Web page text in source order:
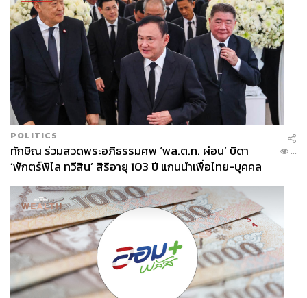
สำหรับ แนวโน้มของค่าเงินบาท (USDTHB) Krungthai
GLOBAL MARKETS คงมุมมองเดิมว่า เงินบาทยังคงเสี่ยง
เผชิญ Two-way risk ในช่วงระยะสั้น ขึ้นกับ พัฒนาการของ
สถานการณ์ในตะวันออกกลางที่มีความไม่แน่นอนอยู่สูง
ทำให้เงินบาทอาจผันผวนในกรอบ Sideways ที่กว้างได้
อย่างไรก็ดี ในช่วงนี้ ผู้เล่นในตลาดต่างมีความกังวลว่า
สถานการณ์ในตะวันออกกลางเสี่ยงยืดเยื้อกว่าคาด จนทำให้ผู้
เล่นในตลาดต่างปรับเพิ่มความคาดหวังต่อแนวโน้มการใช้
นโยบายการเงินที่เข้มงวดและตึงตัวมากขึ้นของบรรดา
ธนาคารกลาง ซึ่งภาพดังกล่าวกอปรกับโฟลว์ธุรกรรมจ่าย
เงินปันผลให้กับบรรดานักลงทุนต่างชาติ จะยังคงเป็นปัจจัย
กดดันให้เงินบาทอ่อนค่าลงได้บ้าง อย่างน้อยเงินบาทยังมี
โอกาสทยอยอ่อนค่าทดสอบโซนแนวต้าน 32.85 บาทต่อ
ดอลลาร์ โดยจะมีโซนแนวต้านถัดไปในช่วง 33.00 บาทต่อ
ดอลลาร์ ที่ Krungthai GLOBAL MARKETS คงประเมินว่า
เงินบาทสามารถอ่อนค่าทะลุโซนดังกล่าวได้ไม่ยาก ในกรณีที่
สถานการณ์ในตะวันออกกลางทวีความรุนแรงมากขึ้น
POLITICS
ทักษิณ ร่วมสวดพระอภิธรรมศพ ‘พล.ต.ท. ผ่อน’ บิดา
‘พักตร์พิไล ทวีสิน’ สิริอายุ 103 ปี แกนนำเพื่อไทย-บุคคล
หลากวงการร่วมอาลัย
...